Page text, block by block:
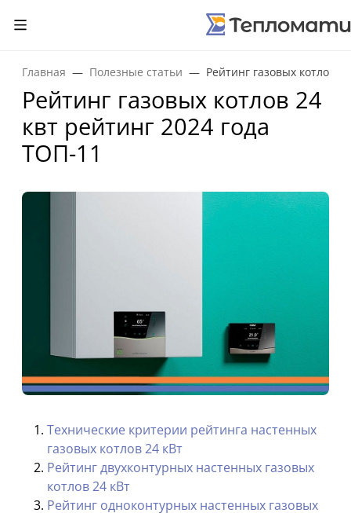
Главная Полезные статьи Рейтинг газовых котлов
Рейтинг газовых котлов 24
квт рейтинг 2024 года
ТОП-11
Технические критерии рейтинга настенных
газовых котлов 24 кВт
Рейтинг двухконтурных настенных газовых
котлов 24 кВт
Рейтинг одноконтурных настенных газовых